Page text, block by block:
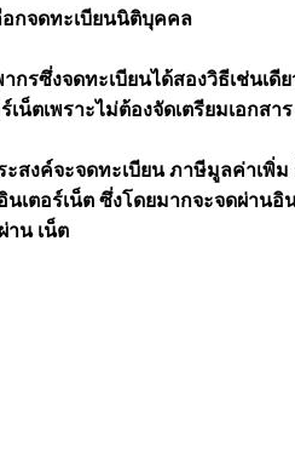
อกจดทะเบียนนิติบุคคล
รซึ่งจดทะเบียนได้สองวิธีเช่นเ
น็ตเพราะไม่ต้องจัดเตรียมเอกสาร
งค์จะจดทะเบียน ภาษีมูลค่าเพิ่ม
อร์เน็ต ซึ่งโดยมากจะจดผ่านอิน
าน เน็ต